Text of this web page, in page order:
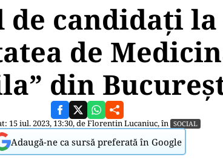
candidați
de
din
15 iul. 2023, 13:30, deFlorentin Lucaniuc, în SOCIAL
Adaugă-ne ca sursă preferată în Google